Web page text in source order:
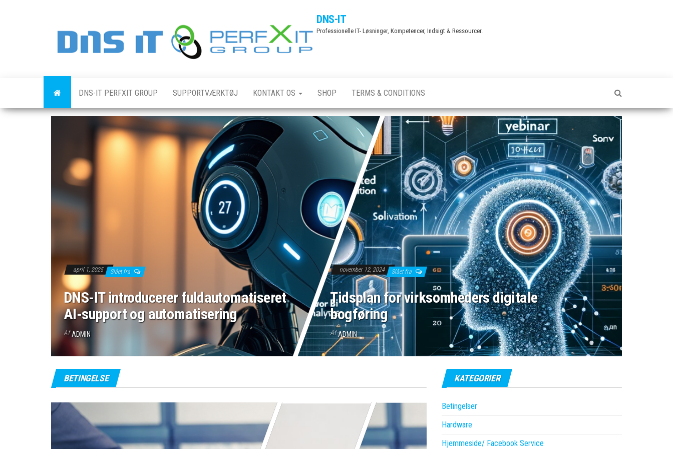
DNS-IT
Professionelle IT- Løsninger, Kompetencer, Indsigt & Ressourcer.
DNS-IT PERFXIT GROUP SUPPORTVÆRKTØJ KONTAKT OS SHOP TERMS & CONDITIONS
april 1, 2025 Slået fra
DNS-IT introducerer fuldautomatiseret
AI-support og automatisering
Af ADMIN
november 12, 2024 Slået fra
Tidsplan for virksomheders digitale
bogføring
Af ADMIN
BETINGELSE KATEGORIER
Betingelser
Hardware
Hjemmeside/ Facebook Service